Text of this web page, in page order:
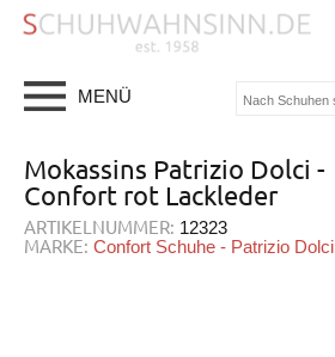
MENÜ
Mokassins Patrizio Dolci -
Confort rot Lackleder
ARTIKELNUMMER: 12323
MARKE: Confort Schuhe - Patrizio Dolci